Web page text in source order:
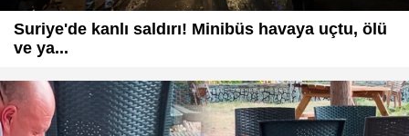
Suriye'de kanlı saldırı! Minibüs havaya uçtu, ölü
ve ya...